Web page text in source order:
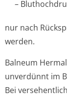
–
nur nach
werden.
Balneum
unverdünnt im
Bei